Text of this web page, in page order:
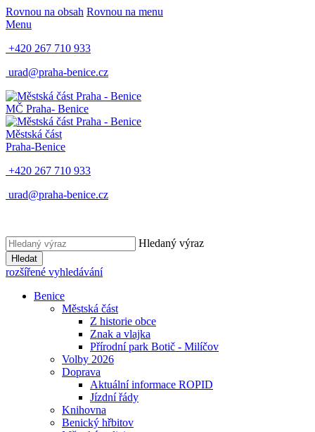
Rovnou na obsah Rovnou na menu
Menu
+420 267 710 933
urad@praha-benice.cz
MČ Praha- Benice
Městská část
Praha-Benice
+420 267 710 933
urad@praha-benice.cz
Hledaný výraz
Hledat
rozšířené vyhledávání
Benice
Městská část
Z historie obce
Znak a vlajka
Přírodní park Botič - Milíčov
Volby 2026
Doprava
Aktuální informace ROPID
Jízdní řády
Knihovna
Benický hřbitov